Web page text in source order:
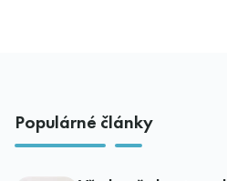
Populárné články